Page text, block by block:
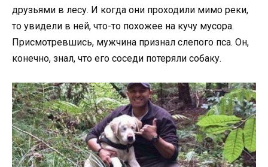
друзьями в лесу. И когда они проходили мимо реки,
то увидели в ней, что-то похожее на кучу мусора.
Присмотревшись, мужчина признал слепого пса. Он,
конечно, знал, что его соседи потеряли собаку.